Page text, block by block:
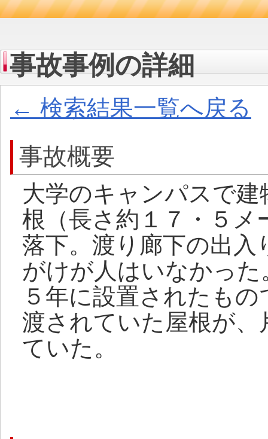
事故事例の詳細
← 検索結果一覧へ戻る
事故概要
大学のキャンパスで
根（長さ約１７・５メ
落下。渡り廊下の出
がけが人はいなかっ
５年に設置されたも
渡されていた屋根が
ていた。